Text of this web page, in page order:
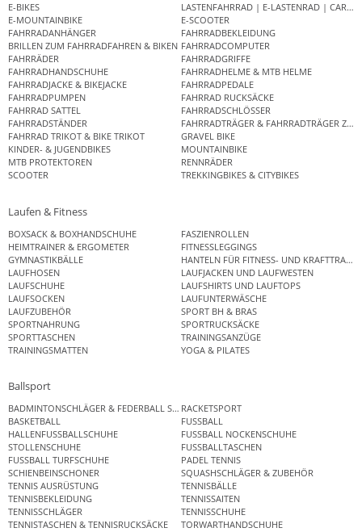
E-BIKES
LASTENFAHRRAD | E-LASTENRAD |
E-MOUNTAINBIKE
E-SCOOTER
FAHRRADANHÄNGER
FAHRRADBEKLEIDUNG
BRILLEN ZUM FAHRRADFAHREN & BIKEN FAHRRADCOMPUTER
FAHRRÄDER
FAHRRADGRIFFE
FAHRRADHANDSCHUHE
FAHRRADHELME & MTB HELME
FAHRRADJACKE & BIKEJACKE
FAHRRADPEDALE
FAHRRADPUMPEN
FAHRRAD RUCKSÄCKE
FAHRRAD SATTEL
FAHRRADSCHLÖSSER
FAHRRADSTÄNDER
FAHRRADTRÄGER & FAHRRADTRÄGER
FAHRRAD TRIKOT & BIKE TRIKOT
GRAVEL BIKE
KINDER- & JUGENDBIKES
MOUNTAINBIKE
MTB PROTEKTOREN
RENNRÄDER
SCOOTER
TREKKINGBIKES & CITYBIKES
Laufen & Fitness
BOXSACK & BOXHANDSCHUHE
FASZIENROLLEN
HEIMTRAINER & ERGOMETER
FITNESSLEGGINGS
GYMNASTIKBÄLLE
HANTELN FÜR FITNESS- UND
LAUFHOSEN
LAUFJACKEN UND LAUFWESTEN
LAUFSCHUHE
LAUFSHIRTS UND LAUFTOPS
LAUFSOCKEN
LAUFUNTERWÄSCHE
LAUFZUBEHÖR
SPORT BH & BRAS
SPORTNAHRUNG
SPORTRUCKSÄCKE
SPORTTASCHEN
TRAININGSANZÜGE
TRAININGSMATTEN
YOGA & PILATES
Ballsport
BADMINTONSCHLÄGER & FEDERBALL SETSRACKETSPORT
BASKETBALL
FUSSBALL
HALLENFUSSBALLSCHUHE
FUSSBALL NOCKENSCHUHE
STOLLENSCHUHE
FUSSBALLTASCHEN
FUSSBALL TURFSCHUHE
PADEL TENNIS
SCHIENBEINSCHONER
SQUASHSCHLÄGER & ZUBEHÖR
TENNIS AUSRÜSTUNG
TENNISBÄLLE
TENNISBEKLEIDUNG
TENNISSAITEN
TENNISSCHLÄGER
TENNISSCHUHE
TENNISTASCHEN & TENNISRUCKSÄCKE
TORWARTHANDSCHUHE